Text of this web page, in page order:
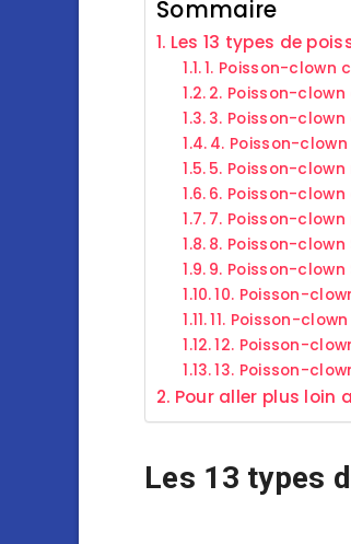
Sommaire
Les 13 types de
1. Poisson-clown
2. Poisson-clown
3. Poisson-
4. Poisson-
5. Poisson-
6. Poisson-clown
7. Poisson-clown
8. Poisson-
9. Poisson-clown
10. Poisson-
11. Poisson-
12. Poisson-
13. Poisson-
Pour aller plus loin
Les 13 types